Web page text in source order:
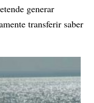
generar
transferir saber